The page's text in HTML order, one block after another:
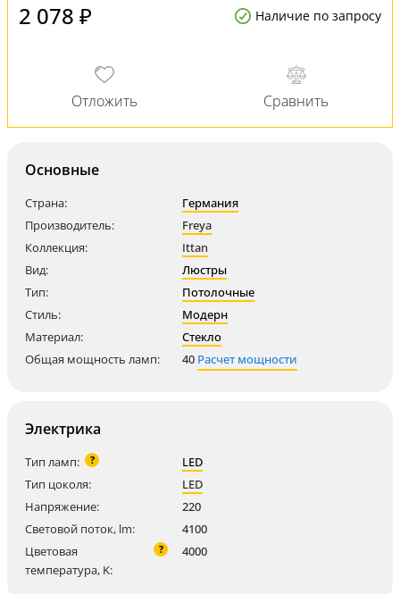
2 078 ₽ Наличие по запросу
Основные
Страна:
Германия
Производитель:
Freya
Коллекция:
Ittan
Вид:
Люстры
Тип:
Потолочные
Стиль:
Модерн
Материал:
Стекло
Общая мощность ламп:
40 Расчет мощности
Электрика
Тип ламп: ?
LED
Тип цоколя:
LED
Напряжение:
220
Световой поток, lm:
4100
Цветовая
температура, K:
? 4000